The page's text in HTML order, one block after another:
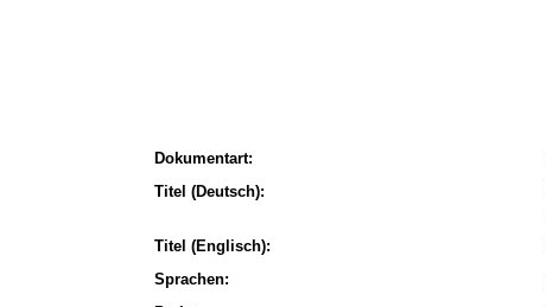
Dokumentart:
Titel (Deutsch):
Titel (Englisch):
Sprachen: